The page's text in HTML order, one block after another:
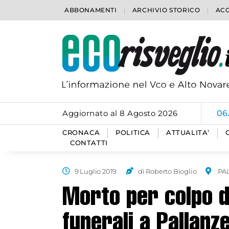
ABBONAMENTI ARCHIVIO STORICO
Aggiornato al 8 Agosto 2026
CRONACA POLITICA ATTUALITA’
CONTATTI
9 Luglio 2019 di Roberto Bioglio
Morto per colpo